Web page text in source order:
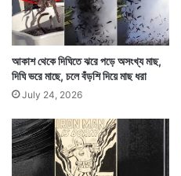
এসে সাপটিকে পাকড়াও করেন।
বা
মা
লি
ক
আকাশ থেকে দিঘিতে ঝরে পড়ে অসংখ্য মাছ,
দিঘি ভরে মাছে, চলে বঁড়শি দিয়ে মাছ ধরা
July 24, 2026